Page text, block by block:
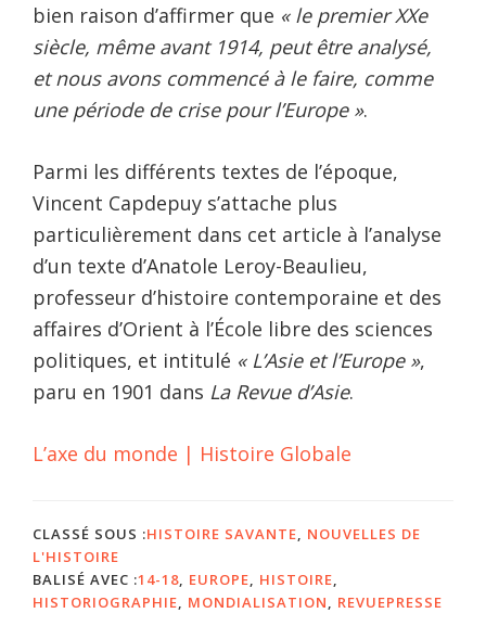
bien raison d’affirmer que « le premier XXe
siècle, même avant 1914, peut être analysé,
et nous avons commencé à le faire, comme
une période de crise pour l’Europe ».
Parmi les différents textes de l’époque,
Vincent Capdepuy s’attache plus
particulièrement dans cet article à l’analyse
d’un texte d’Anatole Leroy-Beaulieu,
professeur d’histoire contemporaine et des
affaires d’Orient à l’École libre des sciences
politiques, et intitulé « L’Asie et l’Europe »,
paru en 1901 dans La Revue d’Asie.
L’axe du monde | Histoire Globale
CLASSÉ SOUS :HISTOIRE SAVANTE
NOUVELLES DE
L'HISTOIRE
BALISÉ AVEC :14-18 EUROPE HISTOIRE
HISTORIOGRAPHIE
MONDIALISATION REVUEPRESSE